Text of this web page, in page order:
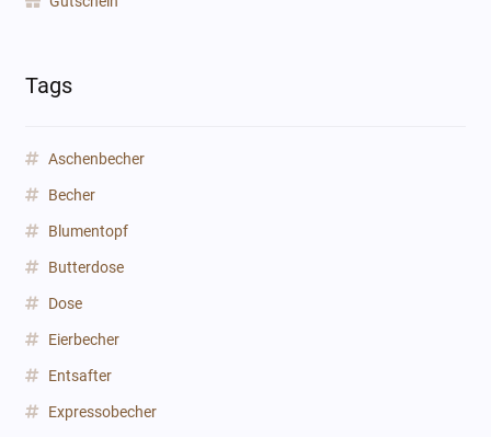
Tags
Aschenbecher
Becher
Blumentopf
Butterdose
Dose
Eierbecher
Entsafter
Expressobecher